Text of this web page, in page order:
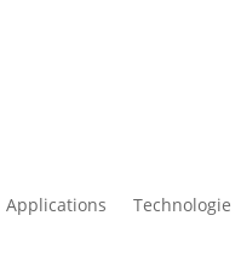
Applications Technologie